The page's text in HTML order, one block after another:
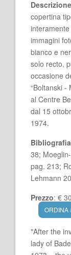
Descrizione
copertina
immagini
bianco e
solo recto,
occasione
“Boltanski -
al Centre
dal 15
1974.
Bibliografia
38;
pag. 213;
Lehmann
Prezzo: €
ORDINA
"After the
lady of